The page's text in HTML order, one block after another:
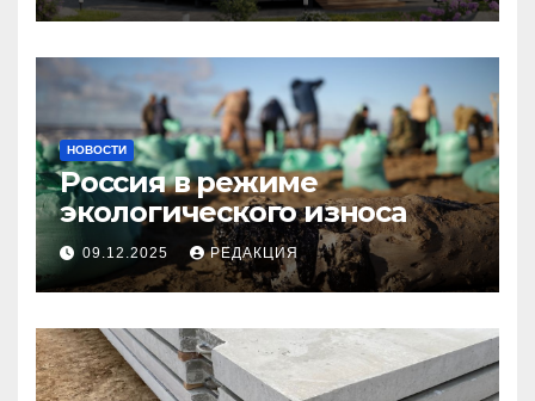
НОВОСТИ
Россия в режиме
экологического износа
09.12.2025 РЕДАКЦИЯ